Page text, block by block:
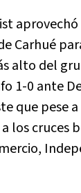
Carhué
alto del
1-0 ante
que pese
los cruces